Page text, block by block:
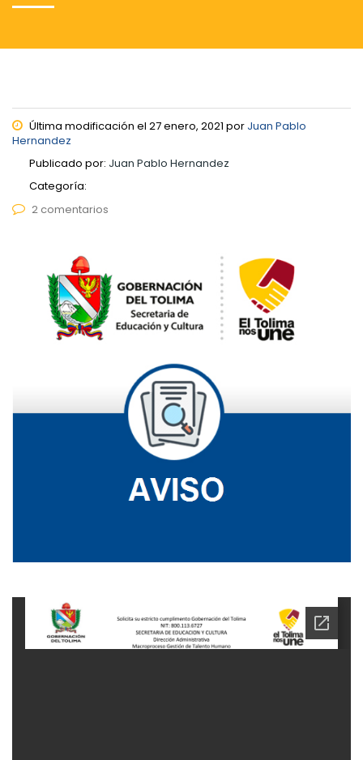
Última modificación el 27 enero, 2021 por Juan Pablo
Hernandez
Publicado por: Juan Pablo Hernandez
Categoría:
2 comentarios